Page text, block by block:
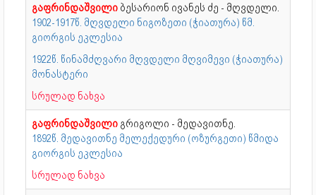
გაფრინდაშვილი ბესარიონ ივანეს ძე - მღვდელი.
1902-1917წ. მღვდელი ნიგოზეთი (ჭიათურა) წმ.
გიორგის ეკლესია
1922წ. წინამძღვარი მღვდელი მღვიმევი (ჭიათურა)
მონასტერი
სრულად ნახვა
გაფრინდაშვილი გრიგოლი - მედავითნე.
1892წ. მედავითნე მელექედური (ოზურგეთი) წმიდა
გიორგის ეკლესია
სრულად ნახვა